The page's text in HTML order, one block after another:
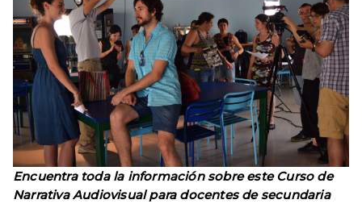
Encuentra toda la información sobre este Curso de
Narrativa Audiovisual para docentes de secundaria